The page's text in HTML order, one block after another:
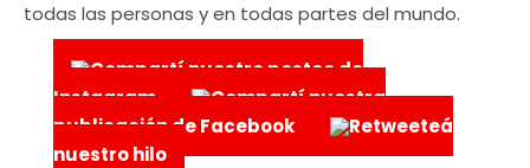
todas las personas y en todas partes del mundo.
Compartí nuestro posteo de
Instagram
Compartí nuestra
publicación de Facebook
Retweeteá
nuestro hilo